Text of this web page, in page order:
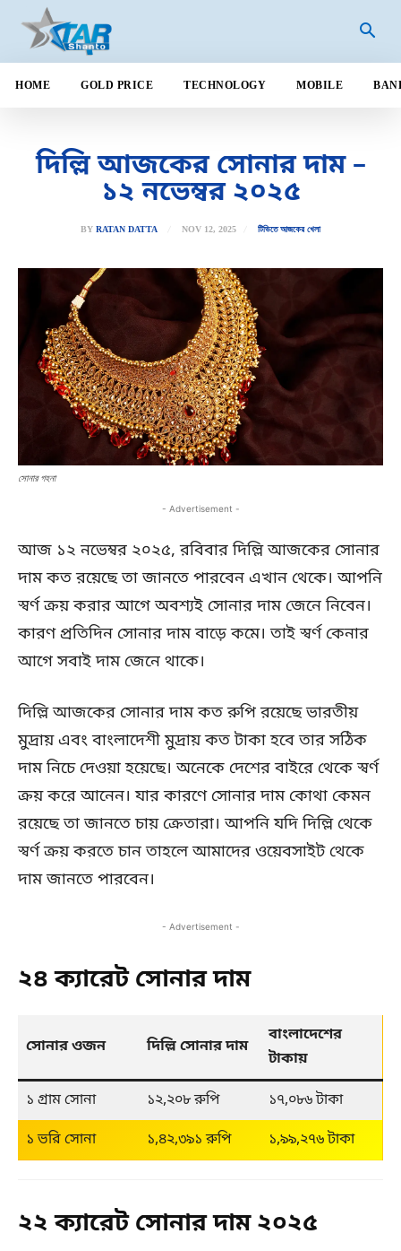
HOME GOLD PRICE TECHNOLOGY MOBILE
দিল্লি আজকের সোনার দাম –
১২ নভেম্বর ২০২৫
BY RATAN DATTA NOV 12, 2025 টিভিতে আজকের খেলা
সোনার গহনা
- Advertisement -
আজ ১২ নভেম্বর ২০২৫, রবিবার দিল্লি আজকের সোনার
দাম কত রয়েছে তা জানতে পারবেন এখান থেকে। আপনি
স্বর্ণ ক্রয় করার আগে অবশ্যই সোনার দাম জেনে নিবেন।
কারণ প্রতিদিন সোনার দাম বাড়ে কমে। তাই স্বর্ণ কেনার
আগে সবাই দাম জেনে থাকে।
দিল্লি আজকের সোনার দাম কত রুপি রয়েছে ভারতীয়
মুদ্রায় এবং বাংলাদেশী মুদ্রায় কত টাকা হবে তার সঠিক
দাম নিচে দেওয়া হয়েছে। অনেকে দেশের বাইরে থেকে স্বর্ণ
ক্রয় করে আনেন। যার কারণে সোনার দাম কোথা কেমন
রয়েছে তা জানতে চায় ক্রেতারা। আপনি যদি দিল্লি থেকে
স্বর্ণ ক্রয় করতে চান তাহলে আমাদের ওয়েবসাইট থেকে
দাম জানতে পারবেন।
- Advertisement -
২৪ ক্যারেট সোনার দাম
সোনার ওজন দিল্লি সোনার দাম
বাংলাদেশের
টাকায়
১ গ্রাম সোনা ১২,২০৮ রুপি
১৭,০৮৬ টাকা
১ ভরি সোনা
১,৪২,৩৯১ রুপি ১,৯৯,২৭৬ টাকা
২২ ক্যারেট সোনার দাম ২০২৫